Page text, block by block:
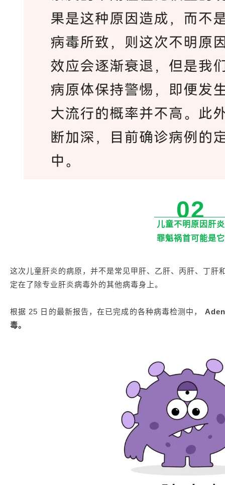
02
儿童不明原因肝炎
罪魁祸首可能是它
这次儿童肝炎的病原，并不是常见甲肝、乙肝、丙肝、丁肝
定在了除专业肝炎病毒外的其他病毒身上。
根据 25 日的最新报告，在已完成的各种病毒检测中，
毒。